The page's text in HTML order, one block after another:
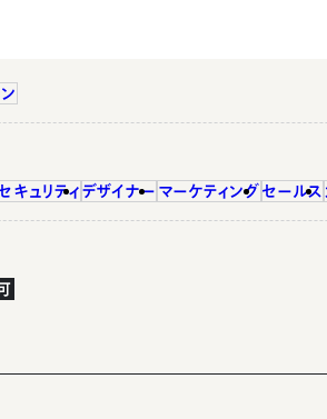
キュリティ デザイナー マーケティング セールス